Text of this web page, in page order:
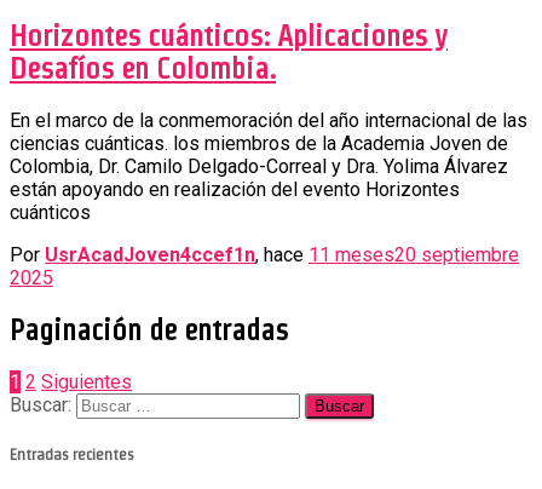
Horizontes cuánticos: Aplicaciones y
Desafíos en Colombia.
En el marco de la conmemoración del año internacional de las
ciencias cuánticas. los miembros de la Academia Joven de
Colombia, Dr. Camilo Delgado-Correal y Dra. Yolima Álvarez
están apoyando en realización del evento Horizontes
cuánticos
Por UsrAcadJoven4ccef1n, hace 11 meses20 septiembre
2025
Paginación de entradas
1 2 Siguientes
Buscar:
Entradas recientes